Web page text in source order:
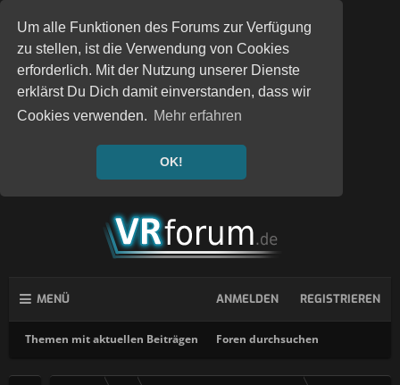
Um alle Funktionen des Forums zur Verfügung
zu stellen, ist die Verwendung von Cookies
erforderlich. Mit der Nutzung unserer Dienste
erklärst Du Dich damit einverstanden, dass wir
Cookies verwenden. Mehr erfahren
OK!
MENÜ
Themen mit aktuellen Beiträgen Foren durchsuchen
ANMELDEN REGISTRIEREN